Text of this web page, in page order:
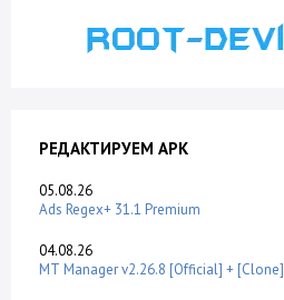
РЕДАКТИРУЕМ APK
05.08.26
Ads Regex+ 31.1 Premium
04.08.26
MT Manager v2.26.8 [Official] + [Clone]